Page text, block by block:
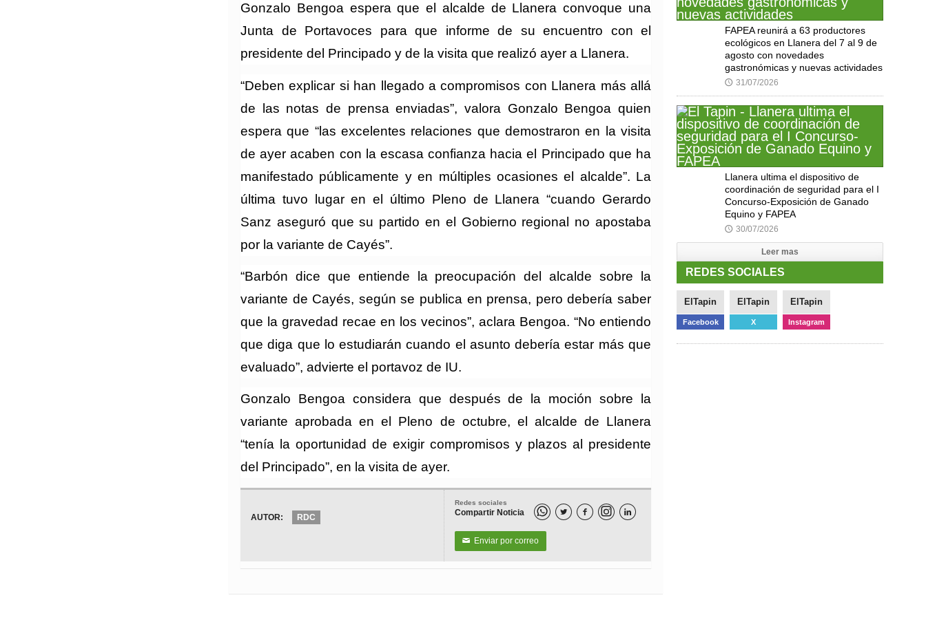
Gonzalo Bengoa espera que el alcalde de Llanera convoque una
Junta de Portavoces para que informe de su encuentro con el
presidente del Principado y de la visita que realizó ayer a Llanera.
“Deben explicar si han llegado a compromisos con Llanera más allá
de las notas de prensa enviadas”, valora Gonzalo Bengoa quien
espera que “las excelentes relaciones que demostraron en la visita
de ayer acaben con la escasa confianza hacia el Principado que ha
manifestado públicamente y en múltiples ocasiones el alcalde”. La
última tuvo lugar en el último Pleno de Llanera “cuando Gerardo
Sanz aseguró que su partido en el Gobierno regional no apostaba
por la variante de Cayés”.
“Barbón dice que entiende la preocupación del alcalde sobre la
variante de Cayés, según se publica en prensa, pero debería saber
que la gravedad recae en los vecinos”, aclara Bengoa. “No entiendo
que diga que lo estudiarán cuando el asunto debería estar más que
evaluado”, advierte el portavoz de IU.
Gonzalo Bengoa considera que después de la moción sobre la
variante aprobada en el Pleno de octubre, el alcalde de Llanera
“tenía la oportunidad de exigir compromisos y plazos al presidente
del Principado”, en la visita de ayer.
Redes sociales
Compartir Noticia   
✉ Enviar por correo
AUTOR: RDC
FAPEA reunirá a 63 productores
ecológicos en Llanera del 7 al 9 de
agosto con novedades
gastronómicas y nuevas actividades
🕔 31/07/2026
Llanera ultima el dispositivo de
coordinación de seguridad para el I
Concurso-Exposición de Ganado
Equino y FAPEA
🕔 30/07/2026
Leer mas
REDES SOCIALES
ElTapin
Facebook
ElTapin
X
ElTapin
Instagram